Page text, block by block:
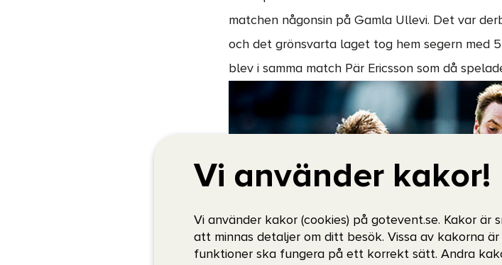
matchen någonsin på Gamla Ullevi. Det var
och det grönsvarta laget tog hem segern med
blev i samma match Pär Ericsson som då
Vi använder kakor!
Vi använder kakor (cookies) på gotevent.se. Kakor
att minnas detaljer om ditt besök. Vissa av kakorna
funktioner ska fungera på ett korrekt sätt. Andra